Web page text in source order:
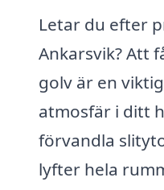
Letar du efter
Ankarsvik? Att
golv är en
atmosfär i ditt
förvandla
lyfter hela